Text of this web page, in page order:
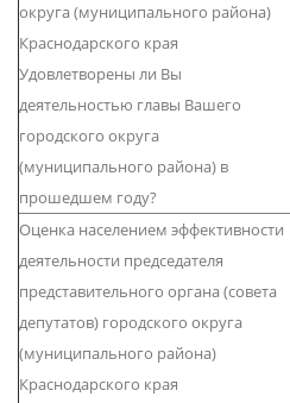
округа (муниципального района)
Краснодарского края
Удовлетворены ли Вы
деятельностью главы Вашего
городского округа
(муниципального района) в
прошедшем году?
Оценка населением эффективности
деятельности председателя
представительного органа (совета
депутатов) городского округа
(муниципального района)
Краснодарского края